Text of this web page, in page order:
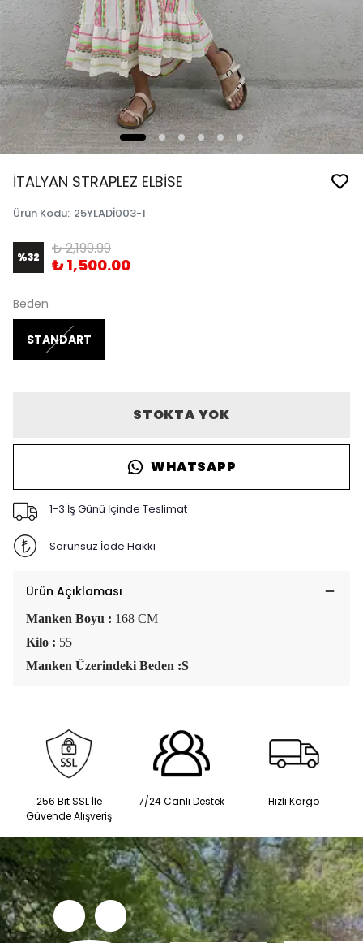
İTALYAN STRAPLEZ ELBİSE
Ürün Kodu: 25YLADİ003-1
%32 ₺ 2,199.99
₺ 1,500.00
Beden
STANDART
STOKTA YOK
WHATSAPP
1-3 İş Günü İçinde Teslimat
Sorunsuz İade Hakkı
Ürün Açıklaması
Manken Boyu : 168 CM
Kilo : 55
Manken Üzerindeki Beden :S
256 Bit SSL İle
Güvende Alışveriş
7/24 Canlı Destek Hızlı Kargo